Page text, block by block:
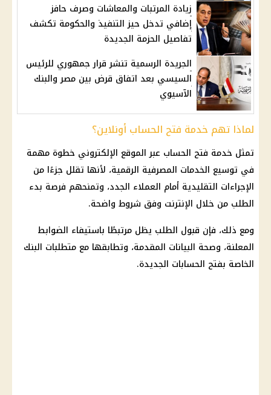
زيادة المرتبات والمعاشات وصرف حافز
إضافي تدخل حيز التنفيذ والحكومة تكشف
تفاصيل الحزمة الجديدة
الجريدة الرسمية تنشر قرار جمهوري للرئيس
السيسي بعد اتفاق قرض بين مصر والبنك
الآسيوي
لماذا تهم خدمة فتح الحساب أونلاين؟
تمثل خدمة فتح الحساب عبر الموقع الإلكتروني خطوة مهمة
في توسيع الخدمات المصرفية الرقمية، لأنها تقلل جزءًا من
الإجراءات التقليدية أمام العملاء الجدد، وتمنحهم فرصة بدء
الطلب من خلال الإنترنت وفق شروط واضحة.
ومع ذلك، فإن قبول الطلب يظل مرتبطًا باستيفاء الضوابط
المعلنة، وصحة البيانات المقدمة، وتطابقها مع متطلبات البنك
الخاصة بفتح الحسابات الجديدة.